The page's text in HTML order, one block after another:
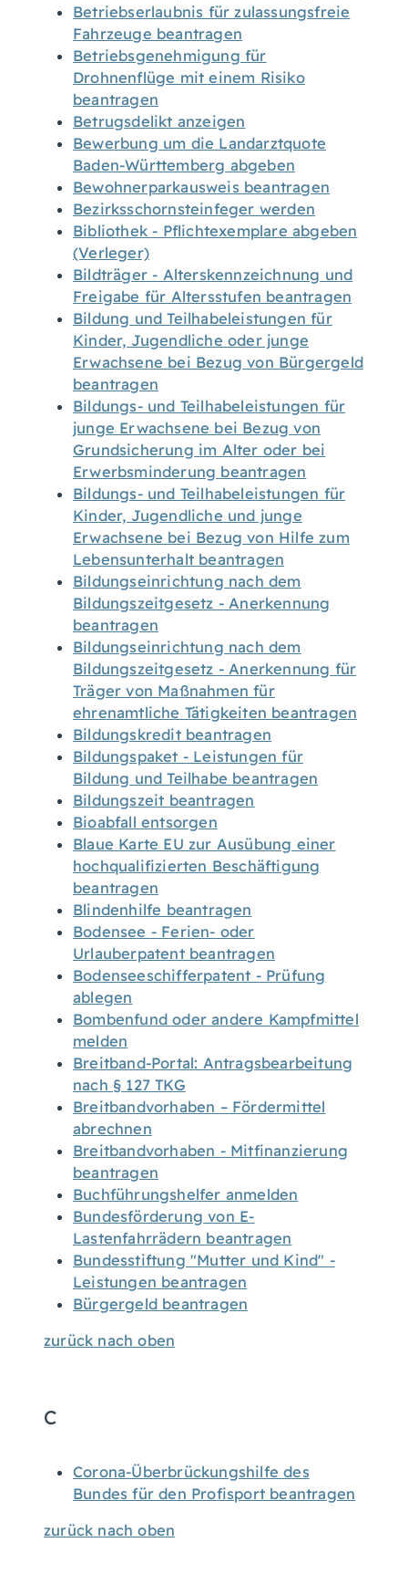
Betriebserlaubnis für zulassungsfreie
Fahrzeuge beantragen
Betriebsgenehmigung für
Drohnenflüge mit einem Risiko
beantragen
Betrugsdelikt anzeigen
Bewerbung um die Landarztquote
Baden-Württemberg abgeben
Bewohnerparkausweis beantragen
Bezirksschornsteinfeger werden
Bibliothek - Pflichtexemplare abgeben
(Verleger)
Bildträger - Alterskennzeichnung und
Freigabe für Altersstufen beantragen
Bildung und Teilhabeleistungen für
Kinder, Jugendliche oder junge
Erwachsene bei Bezug von Bürgergeld
beantragen
Bildungs- und Teilhabeleistungen für
junge Erwachsene bei Bezug von
Grundsicherung im Alter oder bei
Erwerbsminderung beantragen
Bildungs- und Teilhabeleistungen für
Kinder, Jugendliche und junge
Erwachsene bei Bezug von Hilfe zum
Lebensunterhalt beantragen
Bildungseinrichtung nach dem
Bildungszeitgesetz - Anerkennung
beantragen
Bildungseinrichtung nach dem
Bildungszeitgesetz - Anerkennung für
Träger von Maßnahmen für
ehrenamtliche Tätigkeiten beantragen
Bildungskredit beantragen
Bildungspaket - Leistungen für
Bildung und Teilhabe beantragen
Bildungszeit beantragen
Bioabfall entsorgen
Blaue Karte EU zur Ausübung einer
hochqualifizierten Beschäftigung
beantragen
Blindenhilfe beantragen
Bodensee - Ferien- oder
Urlauberpatent beantragen
Bodenseeschifferpatent - Prüfung
ablegen
Bombenfund oder andere Kampfmittel
melden
Breitband-Portal: Antragsbearbeitung
nach § 127 TKG
Breitbandvorhaben – Fördermittel
abrechnen
Breitbandvorhaben - Mitfinanzierung
beantragen
Buchführungshelfer anmelden
Bundesförderung von E-
Lastenfahrrädern beantragen
Bundesstiftung "Mutter und Kind" -
Leistungen beantragen
Bürgergeld beantragen
zurück nach oben
C
Corona-Überbrückungshilfe des
Bundes für den Profisport beantragen
zurück nach oben